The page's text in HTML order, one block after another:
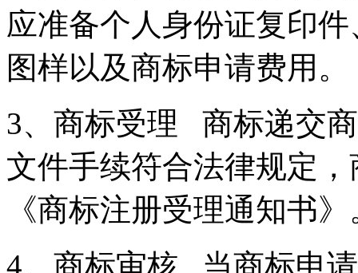
应准备个人身份证复印
图样以及商标申请费用
3、商标受理 商标递交
文件手续符合法律规定
《商标注册受理通知书》
4、商标审核 当商标申